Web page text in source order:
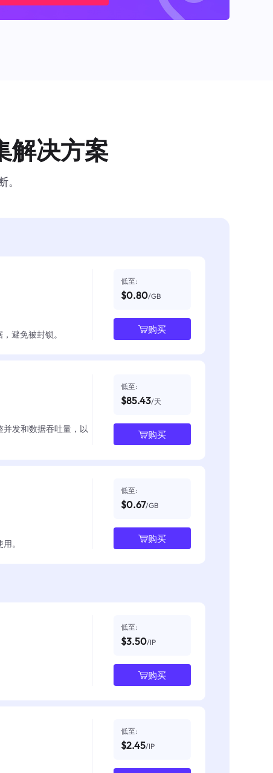
解决方案
避免被封锁。
低至:
$0.80/GB
购买
发和数据吞吐量，以
低至:
$85.43/天
购买
。
低至:
$0.67/GB
购买
低至:
$3.50/IP
购买
低至:
$2.45/IP